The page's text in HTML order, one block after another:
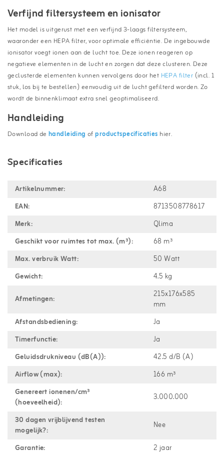
Verfijnd filtersysteem en ionisator
Het model is uitgerust met een verfijnd 3-laags filtersysteem,
waaronder een HEPA filter, voor optimale efficiëntie. De ingebouwde
ionisator voegt ionen aan de lucht toe. Deze ionen reageren op
negatieve elementen in de lucht en zorgen dat deze clusteren. Deze
geclusterde elementen kunnen vervolgens door het HEPA filter (incl. 1
stuk, los bij te bestellen) eenvoudig uit de lucht gefilterd worden. Zo
wordt de binnenklimaat extra snel geoptimaliseerd.
Handleiding
Download dehandleiding ofproductspecificaties hier.
Specificaties
Artikelnummer:
A68
EAN:
8713508778617
Merk:
Qlima
Geschikt voor ruimtes tot max. (m³):
68 m³
Max. verbruik Watt:
50 Watt
Gewicht:
4.5 kg
Afmetingen:
215x176x585
mm
Afstandsbediening:
Ja
Timerfunctie:
Ja
Geluidsdrukniveau (dB(A)):
42.5 d/B (A)
Airflow (max):
166 m³
Genereert ionenen/cm³
(hoeveelheid):
3.000.000
30 dagen vrijblijvend testen
mogelijk?:
Nee
Garantie:
2 jaar